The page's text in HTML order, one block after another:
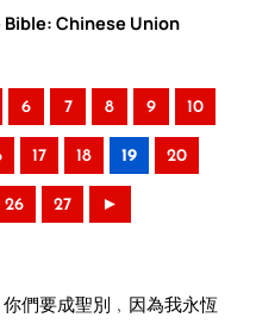
Chinese Union
6 7 8 9 10
17 18 19 20
26 27 ►
們要成聖別﹐因為我永恆